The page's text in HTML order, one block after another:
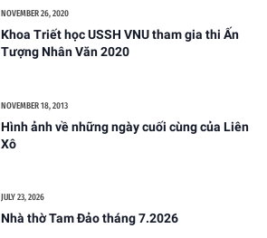
NOVEMBER 26, 2020
Khoa Triết học USSH VNU tham gia thi Ấn
Tượng Nhân Văn 2020
NOVEMBER 18, 2013
Hình ảnh về những ngày cuối cùng của Liên
Xô
JULY 23, 2026
Nhà thờ Tam Đảo tháng 7.2026